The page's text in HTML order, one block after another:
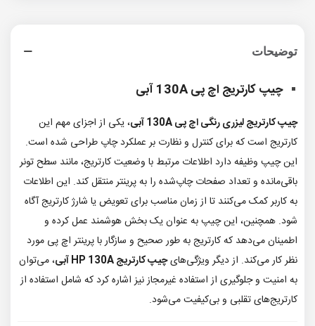
توضیحات
چیپ کارتریج اچ پی 130A آبی
چیپ کارتریج لیزری رنگی اچ پی 130A آبی
، یکی از اجزای مهم این
کارتریج است که برای کنترل و نظارت بر عملکرد چاپ طراحی شده است.
این چیپ وظیفه دارد اطلاعات مرتبط با وضعیت کارتریج، مانند سطح تونر
باقی‌مانده و تعداد صفحات چاپ‌شده را به پرینتر منتقل کند. این اطلاعات
به کاربر کمک می‌کنند تا از زمان مناسب برای تعویض یا شارژ کارتریج آگاه
شود. همچنین، این چیپ به عنوان یک بخش هوشمند عمل کرده و
اطمینان می‌دهد که کارتریج به طور صحیح و سازگار با پرینتر اچ پی مورد
نظر کار می‌کند. از دیگر ویژگی‌هایچیپ کارتریج HP 130A آبی
، می‌توان
به امنیت و جلوگیری از استفاده غیرمجاز نیز اشاره کرد که شامل استفاده از
کارتریج‌های تقلبی و بی‌کیفیت می‌شود.